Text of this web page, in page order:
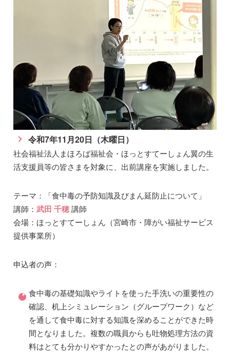
令和7年11月20日（木曜日）
社会福祉法人まほろば福祉会・ほっとすてーしょん翼の生
活支援員等の皆さまを対象に、出前講座を実施しました。
テーマ：「食中毒の予防知識及びまん延防止について」
講師：武田 千穂講師
会場：ほっとすてーしょん（宮崎市・障がい福祉サービス
提供事業所）
申込者の声：
食中毒の基礎知識やライトを使った手洗いの重要性の
確認、机上シミュレーション（グループワーク）など
を通して食中毒に対する知識を深めることができた時
間となりました。複数の職員からも吐物処理方法の資
料はとても分かりやすかったとの声があがりました。